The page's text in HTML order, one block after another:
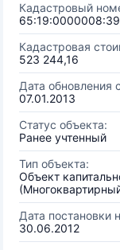
Кадастровый
Кадастровая
523 244,16
Дата обновления
07.01.2013
Статус объекта:
Ранее учтенный
Тип объекта:
Объект
Дата постановки
30.06.2012